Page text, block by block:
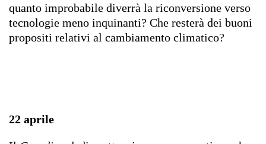
quanto improbabile diverrà la riconversione verso
tecnologie meno inquinanti? Che resterà dei buoni
propositi relativi al cambiamento climatico?
22 aprile